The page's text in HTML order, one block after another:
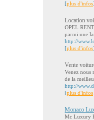
[plus d'infos]
Location
OPEL
parmi une
http://
[plus d'infos]
Vente
Venez nous
de la
http://
[plus d'infos]
Monaco
Mc Luxury